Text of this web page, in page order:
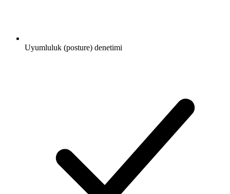
Uyumluluk (posture) denetimi